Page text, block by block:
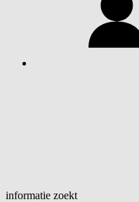
informatie zoekt